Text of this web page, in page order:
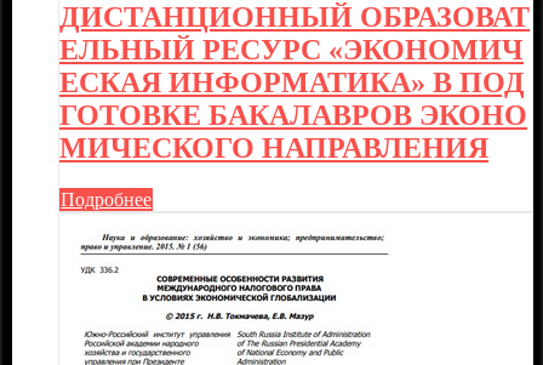
ДИСТАНЦИОННЫЙ ОБРАЗОВАТ
ЕЛЬНЫЙ РЕСУРС «ЭКОНОМИЧ
ЕСКАЯ ИНФОРМАТИКА» В ПОД
ГОТОВКЕ БАКАЛАВРОВ ЭКОНО
МИЧЕСКОГО НАПРАВЛЕНИЯ
Подробнее